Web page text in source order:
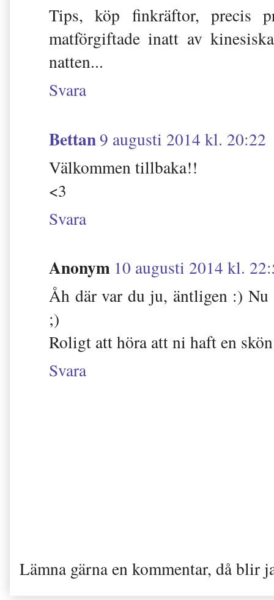
Tips, köp finkräftor, precis
matförgiftade inatt av
natten...
Svara
Bettan9 augusti 2014 kl. 20:22
Välkommen tillbaka!!
<3
Svara
Anonym 10 augusti 2014 kl.
Åh där var du ju, äntligen :)
;)
Roligt att höra att ni haft en
Svara
Lämna gärna en kommentar, då blir